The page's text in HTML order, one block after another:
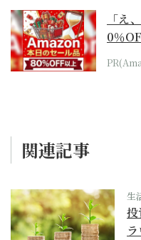
「え
0％
本気が...
関連記事
生
投